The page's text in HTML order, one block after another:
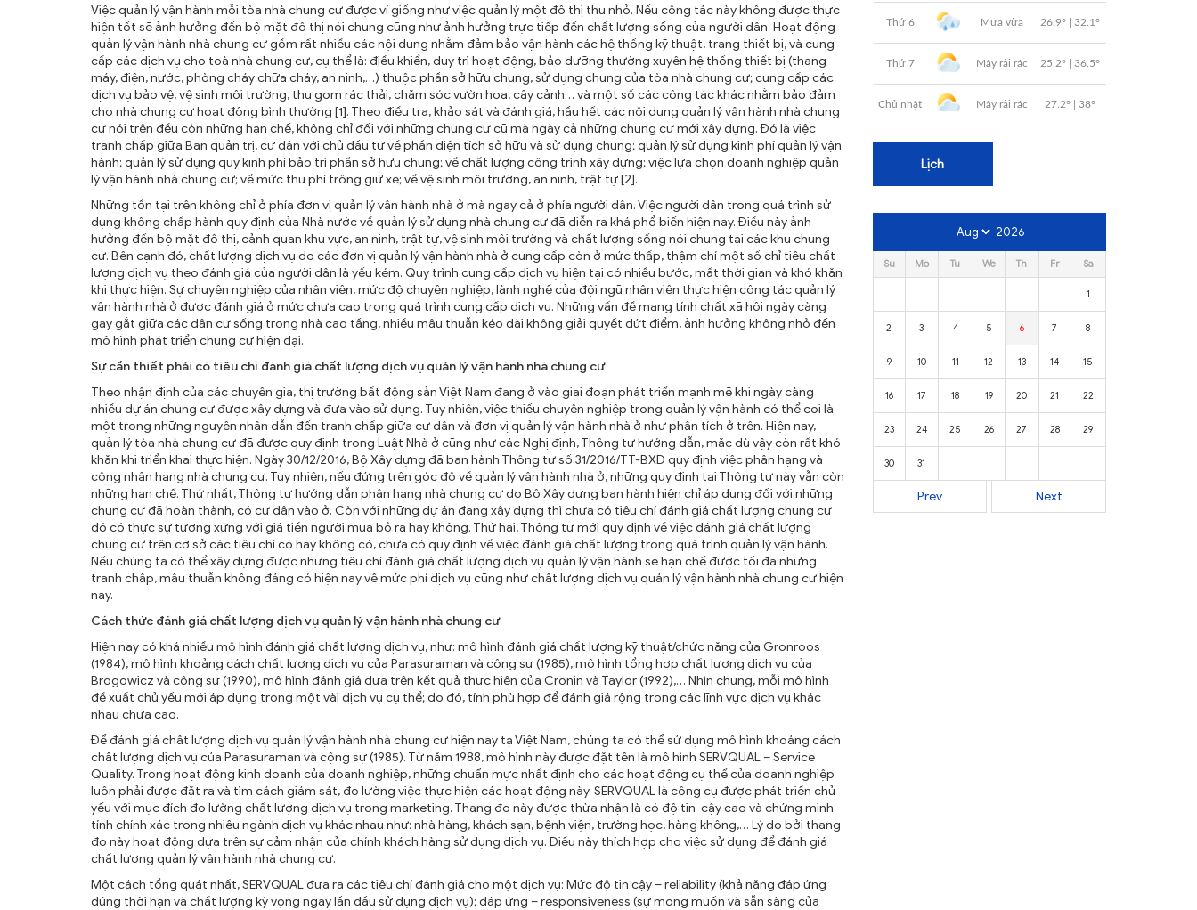
Việc quản lý vận hành mỗi tòa nhà chung cư được ví giống như việc quản lý một đô thị thu nhỏ. Nếu công tác này không được thực
hiện tốt sẽ ảnh hưởng đến bộ mặt đô thị nói chung cũng như ảnh hưởng trực tiếp đến chất lượng sống của người dân. Hoạt động
quản lý vận hành nhà chung cư gồm rất nhiều các nội dung nhằm đảm bảo vận hành các hệ thống kỹ thuật, trang thiết bị, và cung
cấp các dịch vụ cho toà nhà chung cư, cụ thể là: điều khiển, duy trì hoạt động, bảo dưỡng thường xuyên hệ thống thiết bị (thang
máy, điện, nước, phòng cháy chữa cháy, an ninh,…) thuộc phần sở hữu chung, sử dụng chung của tòa nhà chung cư; cung cấp các
dịch vụ bảo vệ, vệ sinh môi trường, thu gom rác thải, chăm sóc vườn hoa, cây cảnh… và một số các công tác khác nhằm bảo đảm
cho nhà chung cư hoạt động bình thường [1]. Theo điều tra, khảo sát và đánh giá, hầu hết các nội dung quản lý vận hành nhà chung
cư nói trên đều còn những hạn chế, không chỉ đối với những chung cư cũ mà ngày cả những chung cư mới xây dựng. Đó là việc
tranh chấp giữa Ban quản trị, cư dân với chủ đầu tư về phần diện tích sở hữu và sử dụng chung; quản lý sử dụng kinh phí quản lý vận
hành; quản lý sử dụng quỹ kinh phí bảo trì phần sở hữu chung; về chất lượng công trình xây dựng; việc lựa chọn doanh nghiệp quản
lý vận hành nhà chung cư; về mức thu phí trông giữ xe; về vệ sinh môi trường, an ninh, trật tự [2].
Những tồn tại trên không chỉ ở phía đơn vị quản lý vận hành nhà ở mà ngay cả ở phía người dân. Việc người dân trong quá trình sử
dụng không chấp hành quy định của Nhà nước về quản lý sử dụng nhà chung cư đã diễn ra khá phổ biến hiện nay. Điều này ảnh
hưởng đến bộ mặt đô thị, cảnh quan khu vực, an ninh, trật tự, vệ sinh môi trường và chất lượng sống nói chung tại các khu chung
cư. Bên cạnh đó, chất lượng dịch vụ do các đơn vị quản lý vận hành nhà ở cung cấp còn ở mức thấp, thậm chí một số chỉ tiêu chất
lượng dịch vụ theo đánh giá của người dân là yếu kém. Quy trình cung cấp dịch vụ hiện tại có nhiều bước, mất thời gian và khó khăn
khi thực hiện. Sự chuyên nghiệp của nhân viên, mức độ chuyên nghiệp, lành nghề của đội ngũ nhân viên thực hiện công tác quản lý
vận hành nhà ở được đánh giá ở mức chưa cao trong quá trình cung cấp dịch vụ. Những vấn đề mang tính chất xã hội ngày càng
gay gắt giữa các dân cư sống trong nhà cao tầng, nhiều mâu thuẫn kéo dài không giải quyết dứt điểm, ảnh hưởng không nhỏ đến
mô hình phát triển chung cư hiện đại.
Sự cần thiết phải có tiêu chí đánh giá chất lượng dịch vụ quản lý vận hành nhà chung cư
Theo nhận định của các chuyên gia, thị trường bất động sản Việt Nam đang ở vào giai đoạn phát triển mạnh mẽ khi ngày càng
nhiều dự án chung cư được xây dựng và đưa vào sử dụng. Tuy nhiên, việc thiếu chuyên nghiệp trong quản lý vận hành có thể coi là
một trong những nguyên nhân dẫn đến tranh chấp giữa cư dân và đơn vị quản lý vận hành nhà ở như phân tích ở trên. Hiện nay,
quản lý tòa nhà chung cư đã được quy định trong Luật Nhà ở cũng như các Nghị định, Thông tư hướng dẫn, mặc dù vậy còn rất khó
khăn khi triển khai thực hiện. Ngày 30/12/2016, Bộ Xây dựng đã ban hành Thông tư số 31/2016/TT-BXD quy định việc phân hạng và
công nhận hạng nhà chung cư. Tuy nhiên, nếu đứng trên góc độ về quản lý vận hành nhà ở, những quy định tại Thông tư này vẫn còn
những hạn chế. Thứ nhất, Thông tư hướng dẫn phân hạng nhà chung cư do Bộ Xây dựng ban hành hiện chỉ áp dụng đối với những
chung cư đã hoàn thành, có cư dân vào ở. Còn với những dự án đang xây dựng thì chưa có tiêu chí đánh giá chất lượng chung cư
đó có thực sự tương xứng với giá tiền người mua bỏ ra hay không. Thứ hai, Thông tư mới quy định về việc đánh giá chất lượng
chung cư trên cơ sở các tiêu chí có hay không có, chưa có quy định về việc đánh giá chất lượng trong quá trình quản lý vận hành.
Nếu chúng ta có thể xây dựng được những tiêu chí đánh giá chất lượng dịch vụ quản lý vận hành sẽ hạn chế được tối đa những
tranh chấp, mâu thuẫn không đáng có hiện nay về mức phí dịch vụ cũng như chất lượng dịch vụ quản lý vận hành nhà chung cư hiện
nay.
Cách thức đánh giá chất lượng dịch vụ quản lý vận hành nhà chung cư
Hiện nay có khá nhiều mô hình đánh giá chất lượng dịch vụ, như: mô hình đánh giá chất lượng kỹ thuật/chức năng của Gronroos
(1984), mô hình khoảng cách chất lượng dịch vụ của Parasuraman và cộng sự (1985), mô hình tổng hợp chất lượng dịch vụ của
Brogowicz và cộng sự (1990), mô hình đánh giá dựa trên kết quả thực hiện của Cronin và Taylor (1992),… Nhìn chung, mỗi mô hình
đề xuất chủ yếu mới áp dụng trong một vài dịch vụ cụ thể; do đó, tính phù hợp để đánh giá rộng trong các lĩnh vực dịch vụ khác
nhau chưa cao.
Để đánh giá chất lượng dịch vụ quản lý vận hành nhà chung cư hiện nay tạ Việt Nam, chúng ta có thể sử dụng mô hình khoảng cách
chất lượng dịch vụ của Parasuraman và cộng sự (1985). Từ năm 1988, mô hình này được đặt tên là mô hình SERVQUAL – Service
Quality. Trong hoạt động kinh doanh của doanh nghiệp, những chuẩn mực nhất định cho các hoạt động cụ thể của doanh nghiệp
luôn phải được đặt ra và tìm cách giám sát, đo lường việc thực hiện các hoạt động này. SERVQUAL là công cụ được phát triền chủ
yếu với mục đích đo lường chất lượng dịch vụ trong marketing. Thang đo này được thừa nhận là có độ tin cậy cao và chứng minh
tính chính xác trong nhiêu ngành dịch vụ khác nhau như: nhà hàng, khách sạn, bệnh viện, trường học, hàng không,… Lý do bởi thang
đo này hoạt động dựa trên sự cảm nhận của chính khách hàng sử dụng dịch vụ. Điều này thích hợp cho việc sử dụng để đánh giá
chất lượng quản lý vận hành nhà chung cư.
Một cách tổng quát nhất, SERVQUAL đưa ra các tiêu chí đánh giá cho một dịch vụ: Mức độ tin cậy – reliability (khả năng đáp ứng
đúng thời hạn và chất lượng kỳ vọng ngay lần đầu sử dụng dịch vụ); đáp ứng – responsiveness (sự mong muốn và sẵn sàng của
Lịch
Prev Next
2026
Su Mo Tu We Th Fr Sa
1
2 3 4 5 6 7 8
9 10 11 12 13 14 15
16 17 18 19 20 21 22
23 24 25 26 27 28 29
30 31